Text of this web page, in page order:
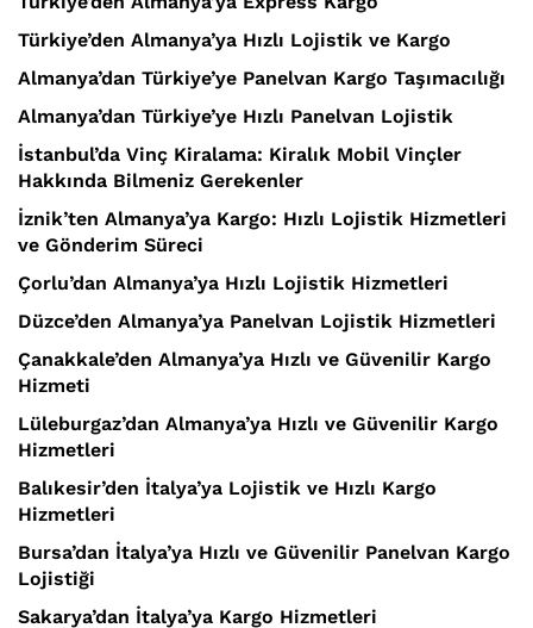
Türkiye’den Almanya’ya Hızlı Lojistik ve Kargo
Almanya’dan Türkiye’ye Panelvan Kargo Taşımacılığı
Almanya’dan Türkiye’ye Hızlı Panelvan Lojistik
İstanbul’da Vinç Kiralama: Kiralık Mobil Vinçler
Hakkında Bilmeniz Gerekenler
İznik’ten Almanya’ya Kargo: Hızlı Lojistik Hizmetleri
ve Gönderim Süreci
Çorlu’dan Almanya’ya Hızlı Lojistik Hizmetleri
Düzce’den Almanya’ya Panelvan Lojistik Hizmetleri
Çanakkale’den Almanya’ya Hızlı ve Güvenilir Kargo
Hizmeti
Lüleburgaz’dan Almanya’ya Hızlı ve Güvenilir Kargo
Hizmetleri
Balıkesir’den İtalya’ya Lojistik ve Hızlı Kargo
Hizmetleri
Bursa’dan İtalya’ya Hızlı ve Güvenilir Panelvan Kargo
Lojistiği
Sakarya’dan İtalya’ya Kargo Hizmetleri